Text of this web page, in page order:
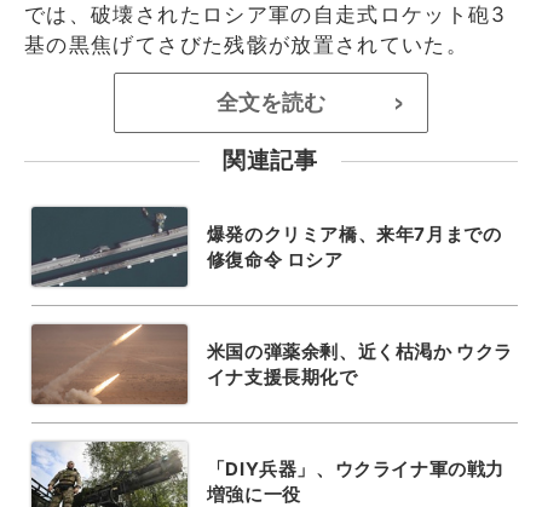
では、破壊されたロシア軍の自走式ロケット砲3
基の黒焦げてさびた残骸が放置されていた。
全文を読む >
関連記事
爆発のクリミア橋、来年7月までの
修復命令 ロシア
米国の弾薬余剰、近く枯渇か ウクラ
イナ支援長期化で
「DIY兵器」、ウクライナ軍の戦力
増強に一役